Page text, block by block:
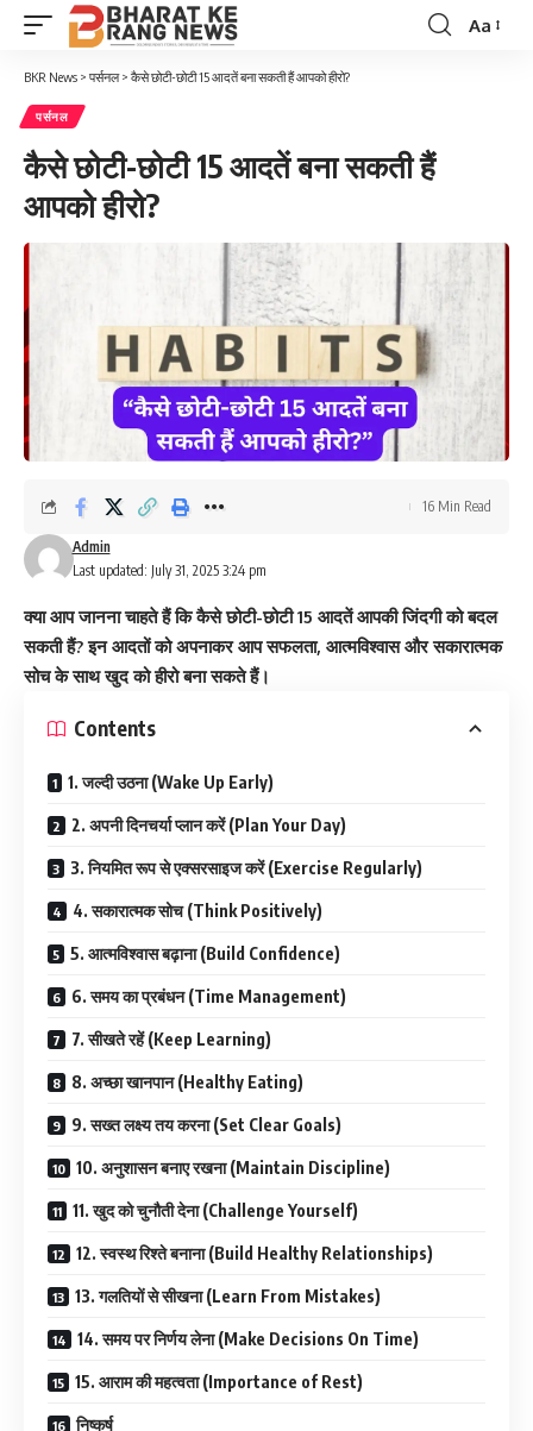
Font
Aa
BKR News > पर्सनल> कैसे छोटी-छोटी 15 आदतें बना सकती हैं आपको हीरो?
पर्सनल
कैसे छोटी-छोटी 15 आदतें बना सकती हैं
आपको हीरो?
Last updated: July 31, 2025 3:24 pm
Admin
16 Min Read
क्या आप जानना चाहते हैं कि कैसे छोटी-छोटी 15 आदतें आपकी जिंदगी को बदल
सकती हैं? इन आदतों को अपनाकर आप सफलता, आत्मविश्वास और सकारात्मक
सोच के साथ खुद को हीरो बना सकते हैं।
Contents
1. जल्दी उठना (Wake Up Early)
2. अपनी दिनचर्या प्लान करें (Plan Your Day)
3. नियमित रूप से एक्सरसाइज करें (Exercise Regularly)
4. सकारात्मक सोच (Think Positively)
5. आत्मविश्वास बढ़ाना (Build Confidence)
6. समय का प्रबंधन (Time Management)
7. सीखते रहें (Keep Learning)
8. अच्छा खानपान (Healthy Eating)
9. सख्त लक्ष्य तय करना (Set Clear Goals)
10. अनुशासन बनाए रखना (Maintain Discipline)
11. खुद को चुनौती देना (Challenge Yourself)
12. स्वस्थ रिश्ते बनाना (Build Healthy Relationships)
13. गलतियों से सीखना (Learn From Mistakes)
14. समय पर निर्णय लेना (Make Decisions On Time)
15. आराम की महत्वता (Importance of Rest)
निष्कर्ष